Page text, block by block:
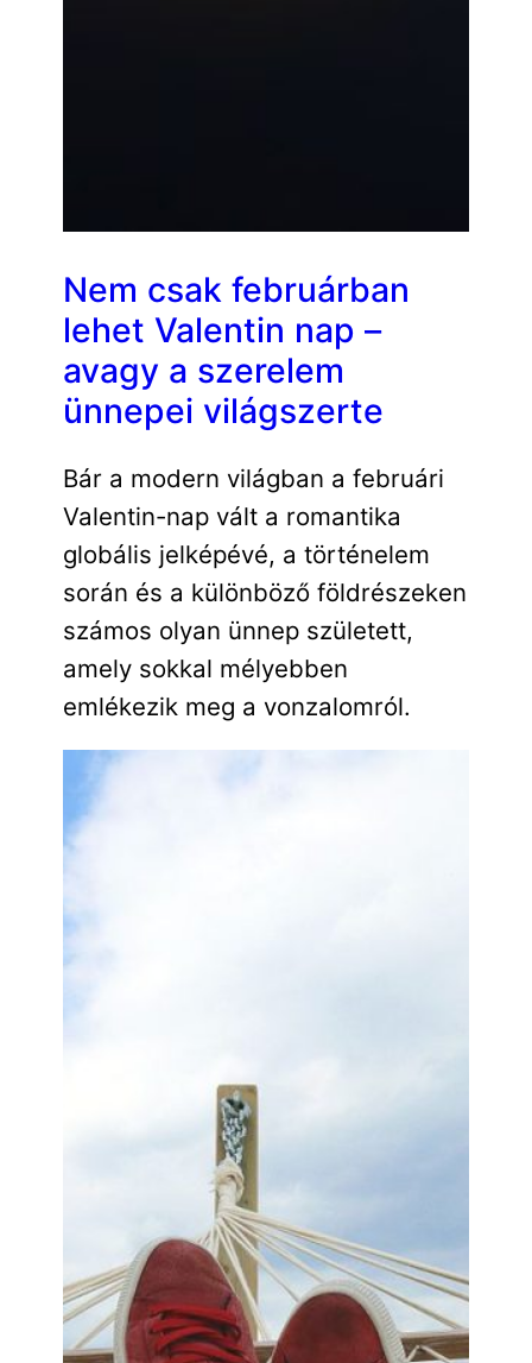
Nem csak februárban
lehet Valentin nap –
avagy a szerelem
ünnepei világszerte
Bár a modern világban a februári
Valentin-nap vált a romantika
globális jelképévé, a történelem
során és a különböző földrészeken
számos olyan ünnep született,
amely sokkal mélyebben
emlékezik meg a vonzalomról.